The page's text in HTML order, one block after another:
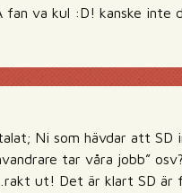
fan va kul :D! kanske inte
Ni som hävdar att
tar våra jobb”
ut! Det är klart SD är